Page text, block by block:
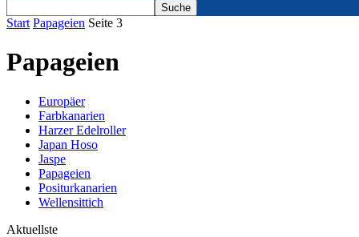
Start Papageien Seite 3
Papageien
Europäer
Farbkanarien
Harzer Edelroller
Japan Hoso
Jaspe
Papageien
Positurkanarien
Wellensittich
Aktuellste